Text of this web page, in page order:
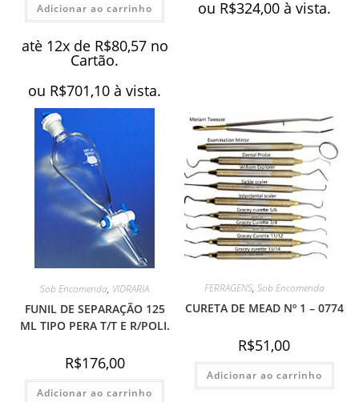
Adicionar ao carrinho
atè 12x de R$80,57 no
Cartão.
ou R$701,10 à vista.
ou R$324,00 à vista.
Sob Encomenda, VIDRARIA
FUNIL DE SEPARAÇÃO 125
ML TIPO PERA T/T E R/POLI.
R$176,00
Adicionar ao carrinho
FERRAGENS, Sob Encomenda
CURETA DE MEAD Nº 1 – 0774
R$51,00
Adicionar ao carrinho